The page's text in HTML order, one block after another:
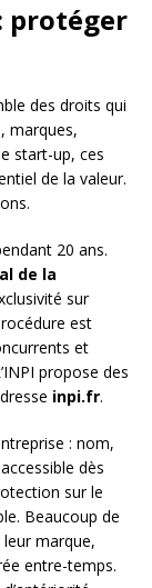
protéger
des droits qui
marques,
start-up, ces
de la valeur.
20 ans.
de la
sur
est
et
propose des
inpi.fr.
: nom,
dès
sur le
Beaucoup de
marque,
entre-temps.